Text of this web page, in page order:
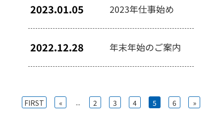
2023.01.05 2023年仕事始め
2022.12.28 年末年始のご案内
FIRST « ... 2 3 4 5 6 »